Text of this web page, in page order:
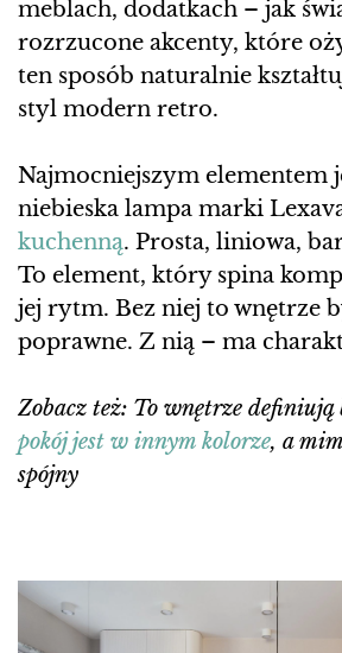
meblach, dodatkach – jak
rozrzucone akcenty, które
ten sposób naturalnie
styl modern retro.
Najmocniejszym elementem
niebieska lampa marki
kuchenną. Prosta, liniowa,
To element, który spina
jej rytm. Bez niej to wnętrze
poprawne. Z nią – ma
Zobacz też: To wnętrze
pokój jest w innym kolorze, a
spójny